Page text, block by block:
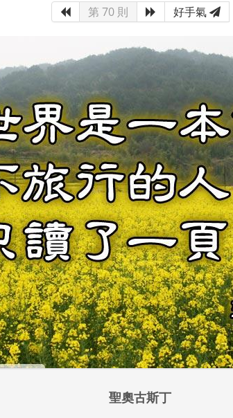
第 70 則 好手氣
聖奧古斯丁